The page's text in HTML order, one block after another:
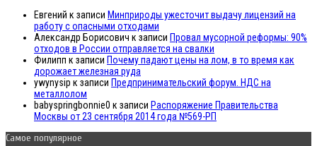
Евгений к записи Минприроды ужесточит выдачу лицензий на
работу с опасными отходами
Александр Борисович к записи Провал мусорной реформы: 90%
отходов в России отправляется на свалки
Филипп к записи Почему падают цены на лом, в то время как
дорожает железная руда
ywynysip к записи Предпринимательский форум. НДС на
металлолом
babyspringbonnie0 к записи Распоряжение Правительства
Москвы от 23 сентября 2014 года №569-РП
Самое популярное